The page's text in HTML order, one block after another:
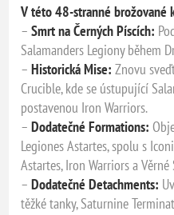
V této 48-stranné brožované
–Smrt na Černých Píscích:
Salamanders Legiony během
–Historická Mise: Znovu
Crucible, kde se ústupující
postavenou Iron Warriors.
–Dodatečné Formations:
Legiones Astartes, spolu s
Astartes, Iron Warriors a
–Dodatečné Detachments:
těžké tanky, Saturnine